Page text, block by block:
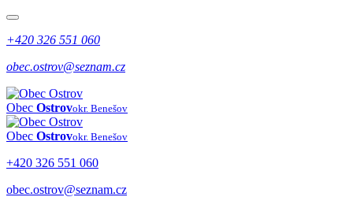
+420 326 551 060
obec.ostrov@seznam.cz
Obec Ostrovokr. Benešov
Obec Ostrovokr. Benešov
+420 326 551 060
obec.ostrov@seznam.cz